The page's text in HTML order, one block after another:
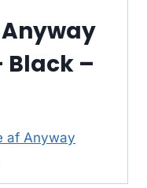
Black –
af Anyway